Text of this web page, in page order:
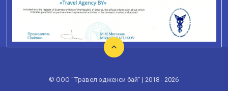
© ООО "Травел эдженси бай" | 2018 - 2026